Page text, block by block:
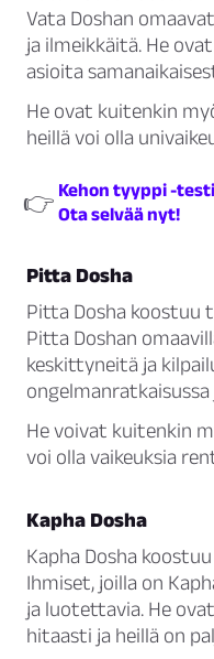
Vata Doshan
ja ilmeikkäitä. He
asioita
He ovat kuitenkin
heillä voi olla
👉 Kehon tyyppi -
Ota selvää nyt!
Pitta Dosha
Pitta Dosha koostuu
Pitta Doshan
keskittyneitä ja
ongelmanratkaisussa
He voivat kuitenkin
voi olla vaikeuksia
Kapha Dosha
Kapha Dosha
Ihmiset, joilla on
ja luotettavia. He
hitaasti ja heillä on